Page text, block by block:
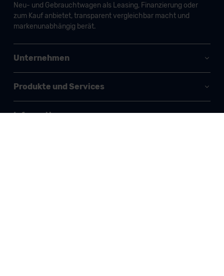
Neu- und Gebrauchtwagen als Leasing, Finanzierung oder
zum Kauf anbietet, transparent vergleichbar macht und
markenunabhängig berät.
Unternehmen
Produkte und Services
Informationen